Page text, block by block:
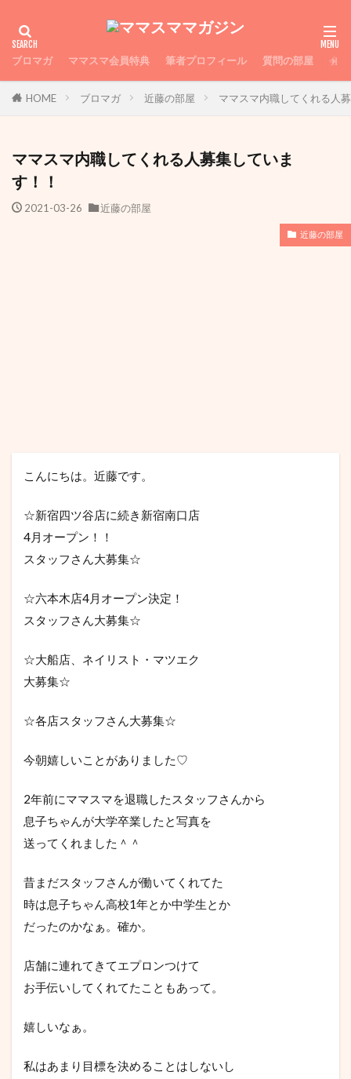
ブロマガ ママスマ会員特典 筆者プロフィール 質問の部屋 会
HOME ブロマガ 近藤の部屋 ママスマ内職してくれる人
ママスマ内職してくれる人募集していま
す！！
2021-03-26 近藤の部屋
近藤の部屋
こんにちは。近藤です。
☆新宿四ツ谷店に続き新宿南口店
4月オープン！！
スタッフさん大募集☆
☆六本木店4月オープン決定！
スタッフさん大募集☆
☆大船店、ネイリスト・マツエク
大募集☆
☆各店スタッフさん大募集☆
今朝嬉しいことがありました♡
2年前にママスマを退職したスタッフさんから
息子ちゃんが大学卒業したと写真を
送ってくれました＾＾
昔まだスタッフさんが働いてくれてた
時は息子ちゃん高校1年とか中学生とか
だったのかなぁ。確か。
店舗に連れてきてエプロンつけて
お手伝いしてくれてたこともあって。
嬉しいなぁ。
私はあまり目標を決めることはしないし